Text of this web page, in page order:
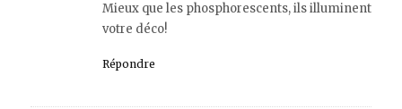
Mieux que les phosphorescents, ils illuminent
votre déco!
Répondre